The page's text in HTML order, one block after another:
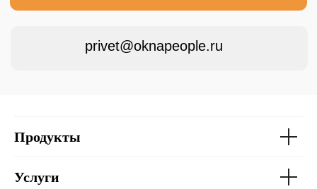
Продукты
Услуги